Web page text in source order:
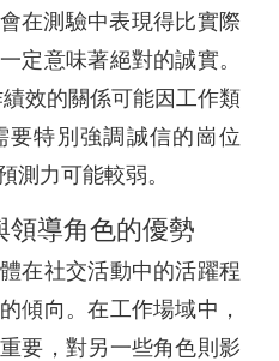
在測驗中表現得比實際
定意味著絕對的誠實。
效的關係可能因工作類
特別強調誠信的崗位
測力可能較弱。
導角色的優勢
在社交活動中的活躍程
傾向。在工作場域中，
要，對另一些角色則影